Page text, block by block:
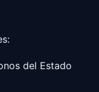
del Estado